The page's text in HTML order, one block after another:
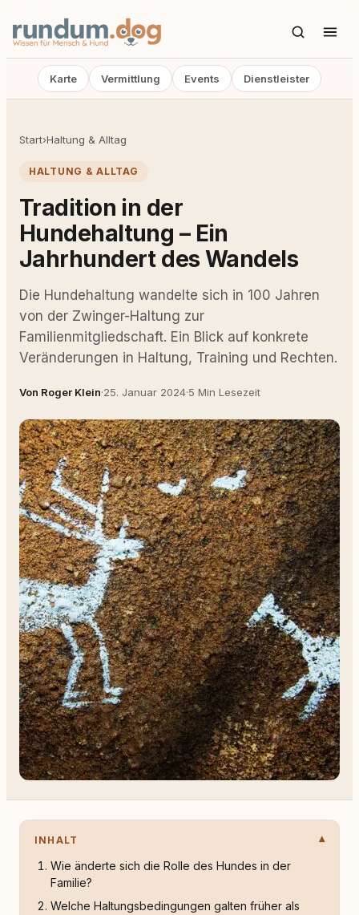
Karte Vermittlung Events Dienstleister
Start›Haltung & Alltag
HALTUNG & ALLTAG
Tradition in der
Hundehaltung – Ein
Jahrhundert des Wandels
Die Hundehaltung wandelte sich in 100 Jahren
von der Zwinger-Haltung zur
Familienmitgliedschaft. Ein Blick auf konkrete
Veränderungen in Haltung, Training und Rechten.
Von Roger Klein·25. Januar 2024·5 Min Lesezeit
INHALT
Wie änderte sich die Rolle des Hundes in der
Familie?
Welche Haltungsbedingungen galten früher als